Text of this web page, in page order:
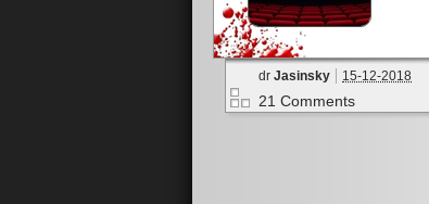
dr Jasinsky 15-12-2018
21 Comments